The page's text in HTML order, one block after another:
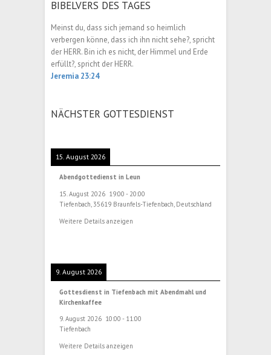
BIBELVERS DES TAGES
Meinst du, dass sich jemand so heimlich
verbergen könne, dass ich ihn nicht sehe?, spricht
der HERR. Bin ich es nicht, der Himmel und Erde
erfüllt?, spricht der HERR.
Jeremia 23:24
NÄCHSTER GOTTESDIENST
15. August 2026
Abendgottedienst in Leun
15. August 2026 19:00 - 20:00
Tiefenbach, 35619 Braunfels-Tiefenbach, Deutschland
Weitere Details anzeigen
9. August 2026
Gottesdienst in Tiefenbach mit Abendmahl und
Kirchenkaffee
9. August 2026 10:00 - 11:00
Tiefenbach
Weitere Details anzeigen